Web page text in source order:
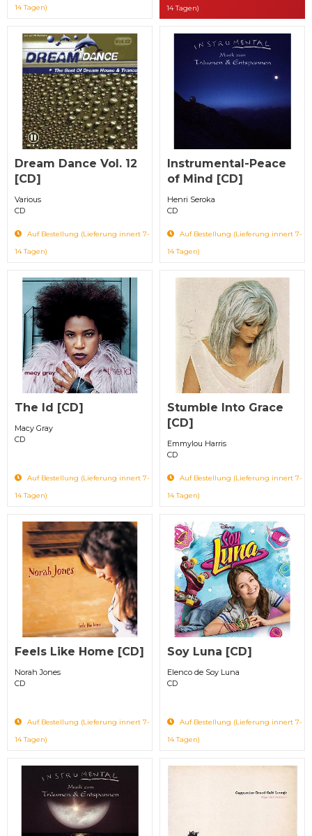
14 Tagen) 14 Tagen)
Dream Dance Vol. 12
[CD]
Various
CD
Auf Bestellung (Lieferung innert 7-
14 Tagen)
Instrumental-Peace
of Mind [CD]
Henri Seroka
CD
Auf Bestellung (Lieferung innert 7-
14 Tagen)
The Id [CD]
Macy Gray
CD
Auf Bestellung (Lieferung innert 7-
14 Tagen)
Stumble Into Grace
[CD]
Emmylou Harris
CD
Auf Bestellung (Lieferung innert 7-
14 Tagen)
Feels Like Home [CD]
Norah Jones
CD
Auf Bestellung (Lieferung innert 7-
14 Tagen)
Soy Luna [CD]
Elenco de Soy Luna
CD
Auf Bestellung (Lieferung innert 7-
14 Tagen)